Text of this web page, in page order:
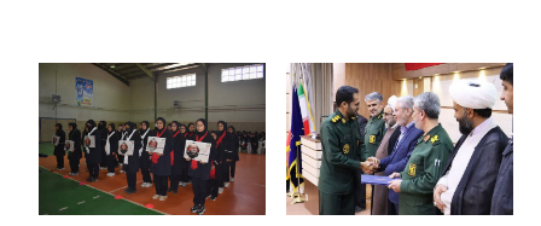
13 Bahman 1404 - 18:20
07 Bahman 1404 - 17:32